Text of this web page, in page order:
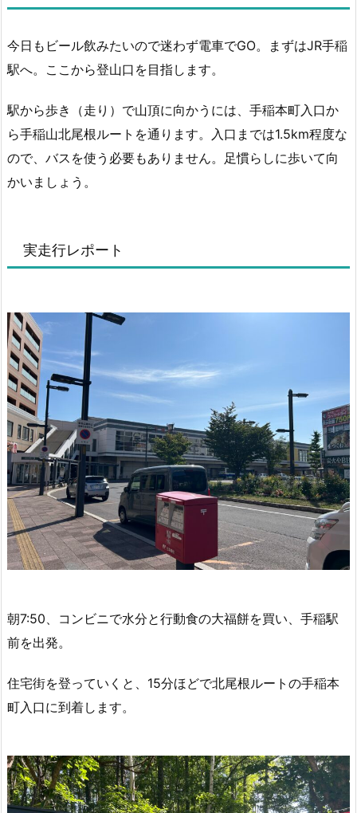
今日もビール飲みたいので迷わず電車でGO。まずはJR手稲
駅へ。ここから登山口を目指します。
駅から歩き（走り）で山頂に向かうには、手稲本町入口か
ら手稲山北尾根ルートを通ります。入口までは1.5km程度な
ので、バスを使う必要もありません。足慣らしに歩いて向
かいましょう。
実走行レポート
朝7:50、コンビニで水分と行動食の大福餅を買い、手稲駅
前を出発。
住宅街を登っていくと、15分ほどで北尾根ルートの手稲本
町入口に到着します。